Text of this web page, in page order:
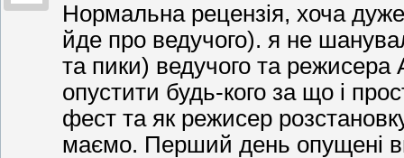
Нормальна рецензія, хоча
йде про ведучого). я не
та пики) ведучого та
опустити будь-кого за що і
фест та як режисер
маємо. Перший день опущені